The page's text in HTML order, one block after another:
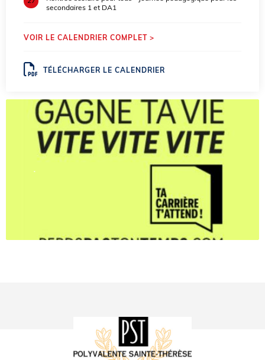
secondaires 1 et DA1
VOIR LE CALENDRIER COMPLET >
TÉLÉCHARGER LE CALENDRIER
.